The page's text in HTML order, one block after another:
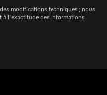
modifications techniques ; nous
à l'exactitude des informations